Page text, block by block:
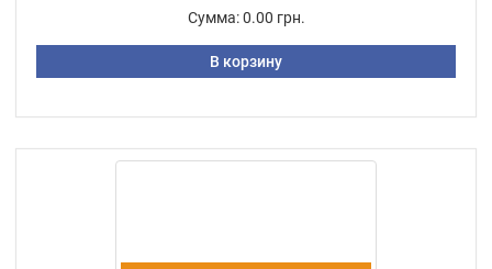
Сумма: 0.00 грн.
В корзину